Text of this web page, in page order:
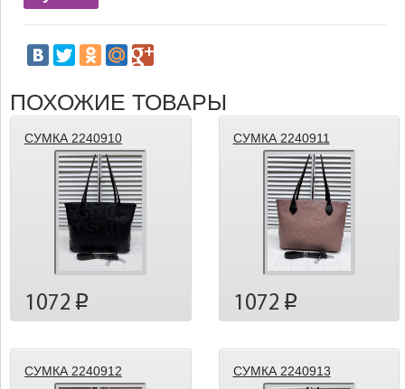
ПОХОЖИЕ ТОВАРЫ
СУМКА 2240910
1072 p
СУМКА 2240911
1072 p
СУМКА 2240912 СУМКА 2240913